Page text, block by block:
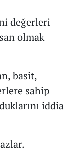
değerleri
olmak
basit,
sahip
iddia